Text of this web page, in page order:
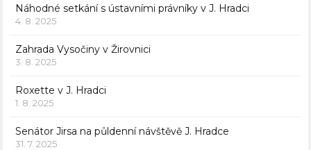
Náhodné setkání s ústavními právníky v J. Hradci
4. 8. 2025
Zahrada Vysočiny v Žirovnici
3. 8. 2025
Roxette v J. Hradci
1. 8. 2025
Senátor Jirsa na půldenní návštěvě J. Hradce
31. 7. 2025